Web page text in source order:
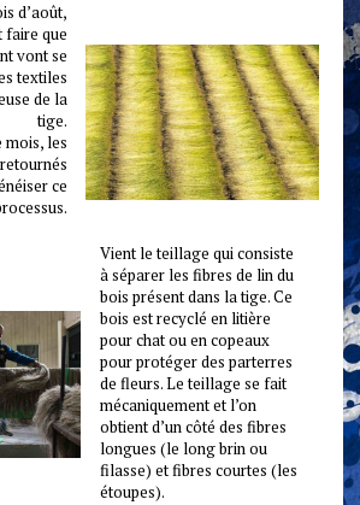
d’août,
faire que
vont se
textiles
de la
tige.
mois, les
ce
Vient le teillage qui consiste
à séparer les fibres de lin du
bois présent dans la tige. Ce
bois est recyclé en litière
pour chat ou en copeaux
pour protéger des parterres
de fleurs. Le teillage se fait
mécaniquement et l’on
obtient d’un côté des fibres
longues (le long brin ou
filasse) et fibres courtes (les
étoupes).